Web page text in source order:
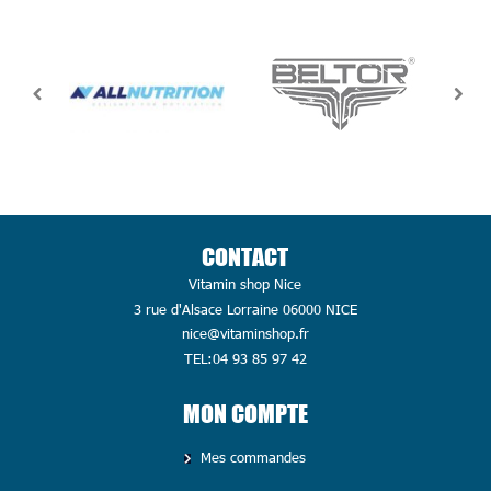
CONTACT
Vitamin shop Nice
3 rue d'Alsace Lorraine 06000 NICE
nice@vitaminshop.fr
TEL:04 93 85 97 42
MON COMPTE
Mes commandes